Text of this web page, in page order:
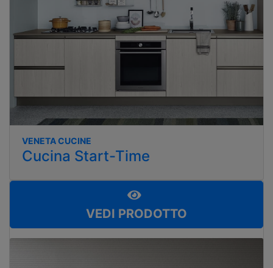
VENETA CUCINE
Cucina Start-Time
VEDI PRODOTTO